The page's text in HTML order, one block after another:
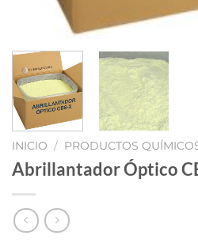
INICIO / PRODUCTOS
Abrillantador Óptico